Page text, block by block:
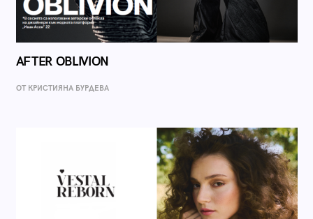
AFTER OBLIVION
ОТ КРИСТИЯНА БУРДЕВА